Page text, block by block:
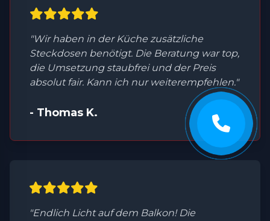
"Wir haben in der Küche zusätzliche
Steckdosen benötigt. Die Beratung war top,
die Umsetzung staubfrei und der Preis
absolut fair. Kann ich nur weiterempfehlen."
- Thomas K.
"Endlich Licht auf dem Balkon! Die